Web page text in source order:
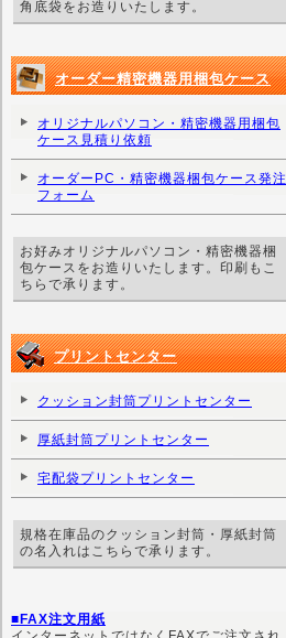
角底袋をお造りいたします。
オーダー精密機器用梱包ケース
オリジナルパソコン・精密機器用梱包
ケース見積り依頼
オーダーPC・精密機器梱包ケース発注
フォーム
お好みオリジナルパソコン・精密機器梱
包ケースをお造りいたします。印刷もこ
ちらで承ります。
プリントセンター
クッション封筒プリントセンター
厚紙封筒プリントセンター
宅配袋プリントセンター
規格在庫品のクッション封筒・厚紙封筒
の名入れはこちらで承ります。
■FAX注文用紙